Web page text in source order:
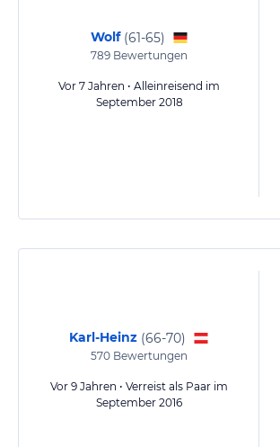
Wolf (61-65)
789 Bewertungen
Vor 7 Jahren • Alleinreisend im
September 2018
Karl-Heinz (66-70)
570 Bewertungen
Vor 9 Jahren • Verreist als Paar im
September 2016